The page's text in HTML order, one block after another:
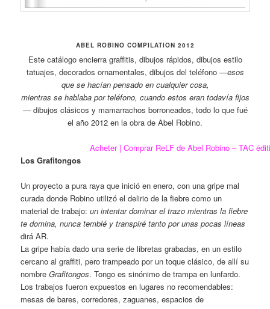
ABEL ROBINO COMPILATION 2012
Este catálogo encierra graffitis, dibujos rápidos, dibujos estilo
tatuajes, decorados ornamentales, dibujos del teléfono —esos
que se hacían pensado en cualquier cosa,
mientras se hablaba por teléfono, cuando estos eran todavía fijos
—dibujos clásicos y mamarrachos borroneados, todo lo que fué
el año 2012 en la obra de Abel Robino.
Acheter | Comprar ReLF de Abel Robino – TAC
Los Grafitongos
Un proyecto a pura raya que inició en enero, con una gripe mal
curada donde Robino utilizó el delirio de la fiebre como un
material de trabajo:un intentar dominar el trazo mientras la fiebre
te domina, nunca temblé y transpiré tanto por unas pocas líneas
dirá AR.
La gripe había dado una serie de libretas grabadas, en un estilo
cercano al graffiti, pero trampeado por un toque clásico, de allí su
nombreGrafitongos. Tongo es sinónimo de trampa en lunfardo.
Los trabajos fueron expuestos en lugares no recomendables:
mesas de bares, corredores, zaguanes, espacios de